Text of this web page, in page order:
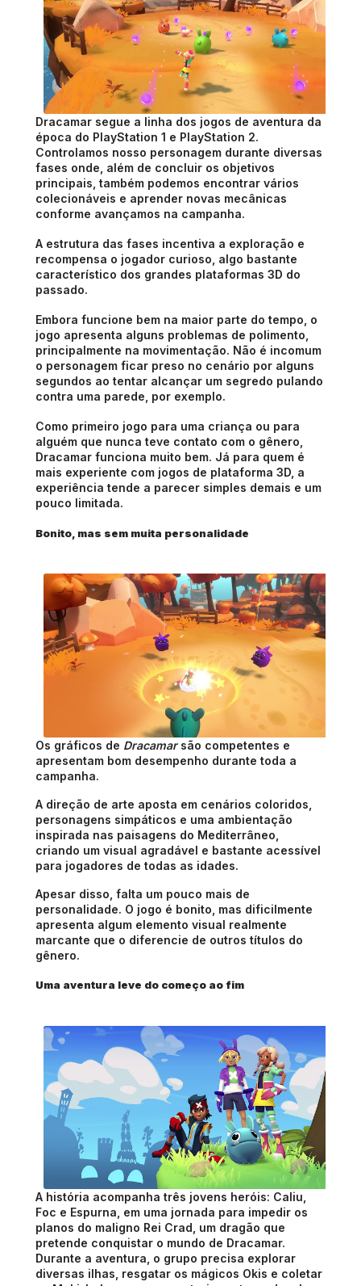
Dracamar segue a linha dos jogos de aventura da
época do PlayStation 1 e PlayStation 2.
Controlamos nosso personagem durante diversas
fases onde, além de concluir os objetivos
principais, também podemos encontrar vários
colecionáveis e aprender novas mecânicas
conforme avançamos na campanha.
A estrutura das fases incentiva a exploração e
recompensa o jogador curioso, algo bastante
característico dos grandes plataformas 3D do
passado.
Embora funcione bem na maior parte do tempo, o
jogo apresenta alguns problemas de polimento,
principalmente na movimentação. Não é incomum
o personagem ficar preso no cenário por alguns
segundos ao tentar alcançar um segredo pulando
contra uma parede, por exemplo.
Como primeiro jogo para uma criança ou para
alguém que nunca teve contato com o gênero,
Dracamar funciona muito bem. Já para quem é
mais experiente com jogos de plataforma 3D, a
experiência tende a parecer simples demais e um
pouco limitada.
Bonito, mas sem muita personalidade
Os gráficos de Dracamar são competentes e
apresentam bom desempenho durante toda a
campanha.
A direção de arte aposta em cenários coloridos,
personagens simpáticos e uma ambientação
inspirada nas paisagens do Mediterrâneo,
criando um visual agradável e bastante acessível
para jogadores de todas as idades.
Apesar disso, falta um pouco mais de
personalidade. O jogo é bonito, mas dificilmente
apresenta algum elemento visual realmente
marcante que o diferencie de outros títulos do
gênero.
Uma aventura leve do começo ao fim
A história acompanha três jovens heróis: Caliu,
Foc e Espurna, em uma jornada para impedir os
planos do maligno Rei Crad, um dragão que
pretende conquistar o mundo de Dracamar.
Durante a aventura, o grupo precisa explorar
diversas ilhas, resgatar os mágicos Okis e coletar